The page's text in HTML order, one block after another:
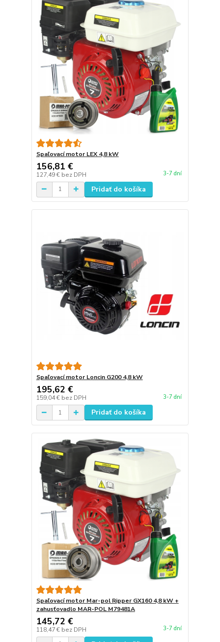
Spaľovací motor LEX 4,8 kW
156,81 €
127,49 € bez DPH 3-7 dní
Pridať do košíka
Spaľovací motor Loncin G200 4,8 kW
195,62 €
159,04 € bez DPH 3-7 dní
Pridať do košíka
Spaľovací motor Mar-pol Ripper GX160 4,8 kW +
zahusťovadlo MAR-POL M79481A
145,72 €
118,47 € bez DPH 3-7 dní